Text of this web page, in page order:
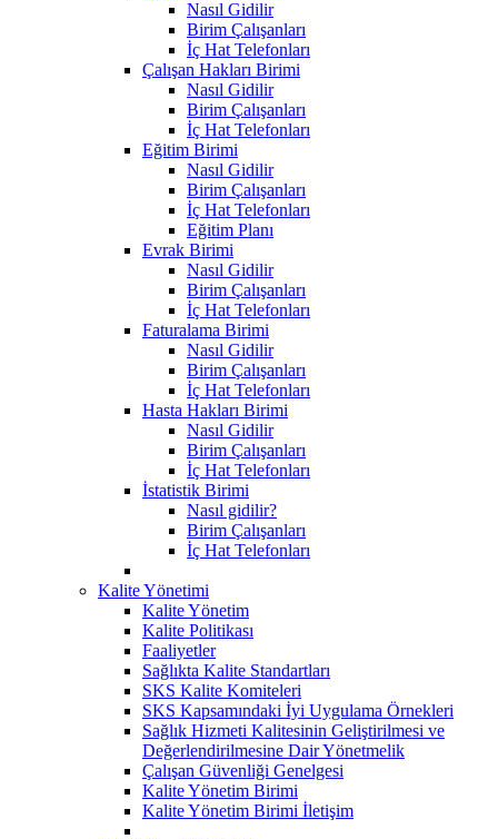
Nasıl Gidilir
Birim Çalışanları
İç Hat Telefonları
Çalışan Hakları Birimi
Nasıl Gidilir
Birim Çalışanları
İç Hat Telefonları
Eğitim Birimi
Nasıl Gidilir
Birim Çalışanları
İç Hat Telefonları
Eğitim Planı
Evrak Birimi
Nasıl Gidilir
Birim Çalışanları
İç Hat Telefonları
Faturalama Birimi
Nasıl Gidilir
Birim Çalışanları
İç Hat Telefonları
Hasta Hakları Birimi
Nasıl Gidilir
Birim Çalışanları
İç Hat Telefonları
İstatistik Birimi
Nasıl gidilir?
Birim Çalışanları
İç Hat Telefonları
Kalite Yönetimi
Kalite Yönetim
Kalite Politikası
Faaliyetler
Sağlıkta Kalite Standartları
SKS Kalite Komiteleri
SKS Kapsamındaki İyi Uygulama Örnekleri
Sağlık Hizmeti Kalitesinin Geliştirilmesi ve
Değerlendirilmesine Dair Yönetmelik
Çalışan Güvenliği Genelgesi
Kalite Yönetim Birimi
Kalite Yönetim Birimi İletişim